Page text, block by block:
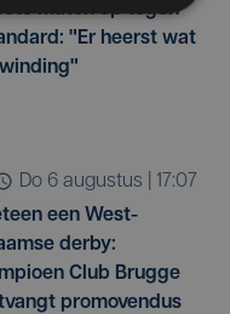
match op tegen
"Er heerst wat
do 6 augustus | 17:07
een West-
derby:
Club Brugge
promovendus